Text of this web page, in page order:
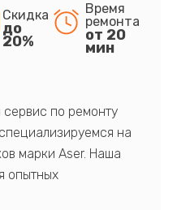
Скидка
до
20%
Время
ремонта
от 20
мин
по ремонту
на
марки Aser. Наша
опытных
знаниями и